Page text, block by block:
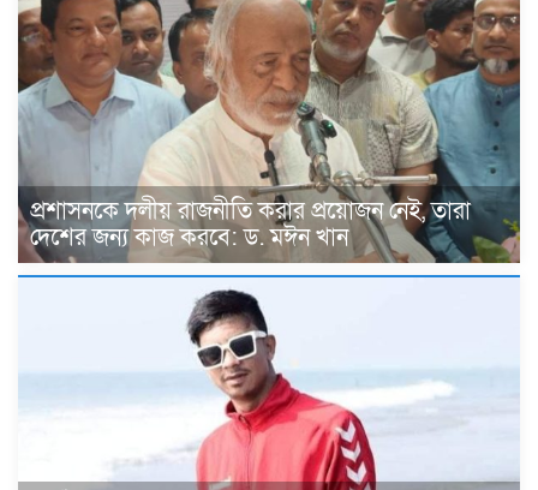
প্রশাসনকে দলীয় রাজনীতি করার প্রয়োজন নেই, তারা
দেশের জন্য কাজ করবে: ড. মঈন খান